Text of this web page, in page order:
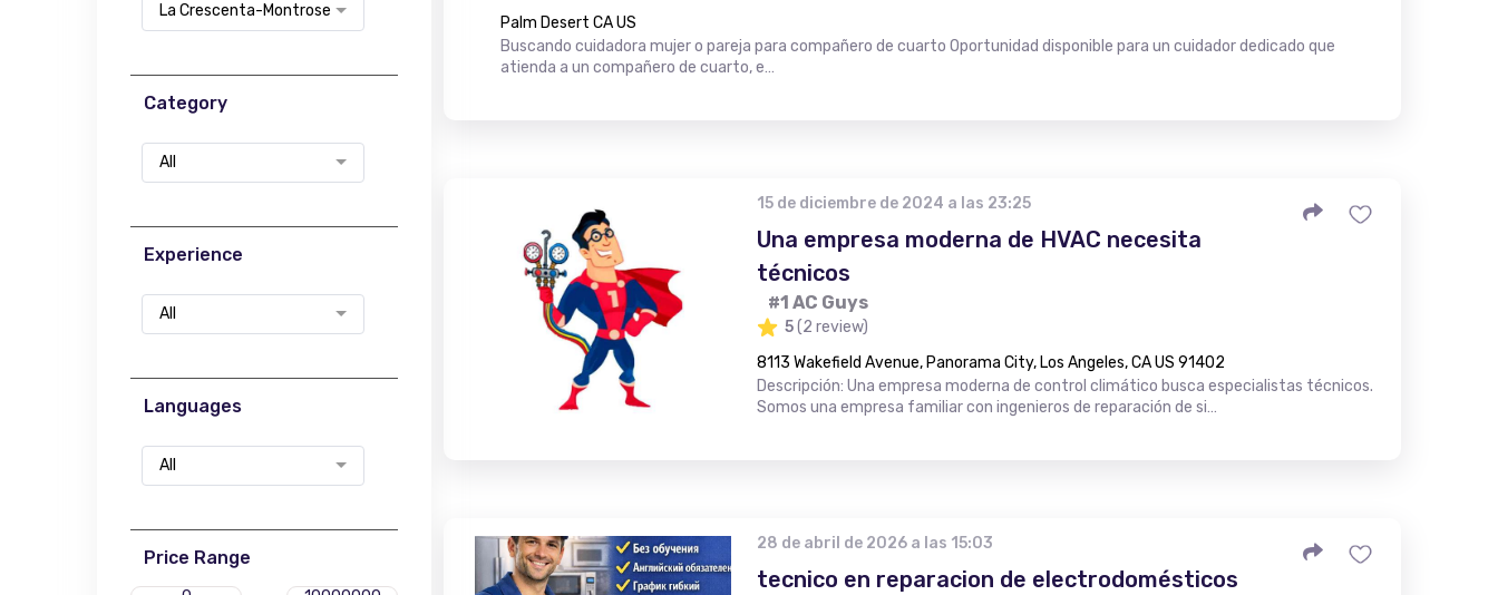
La Crescenta-Montrose
Category
All
Experience
All
Languages
All
Price Range
Palm Desert CA US
Buscando cuidadora mujer o pareja para compañero de cuarto Oportunidad disponible para un cuidador dedicado que
atienda a un compañero de cuarto, e…
15 de diciembre de 2024 a las 23:25
Una empresa moderna de HVAC necesita
técnicos
#1 AC Guys
5(2 review)
8113 Wakefield Avenue, Panorama City, Los Angeles, CA US 91402
Descripción: Una empresa moderna de control climático busca especialistas técnicos.
Somos una empresa familiar con ingenieros de reparación de si…
28 de abril de 2026 a las 15:03
tecnico en reparacion de electrodomésticos